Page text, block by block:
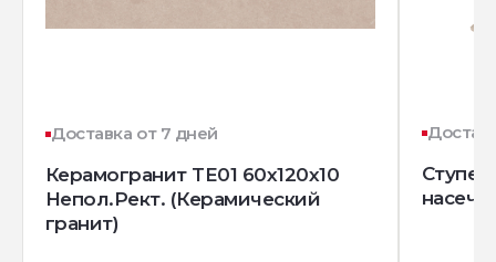
Доставка от 7 дней
Керамогранит TE01 60x120x10
Непол.Рект. (Керамический
гранит)